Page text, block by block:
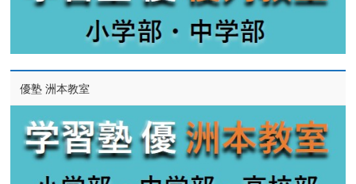
優塾 洲本教室